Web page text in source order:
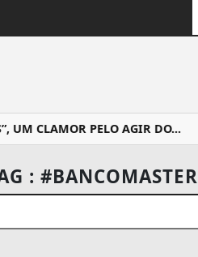
CLAMOR PELO AGIR DO...
: #BANCOMASTER